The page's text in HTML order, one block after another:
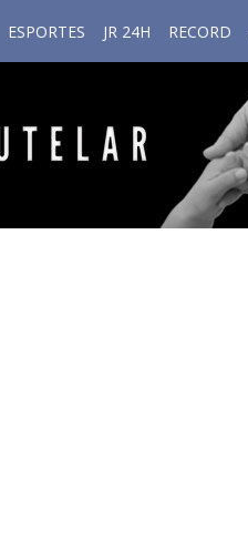
ESPORTES JR 24H RECORD